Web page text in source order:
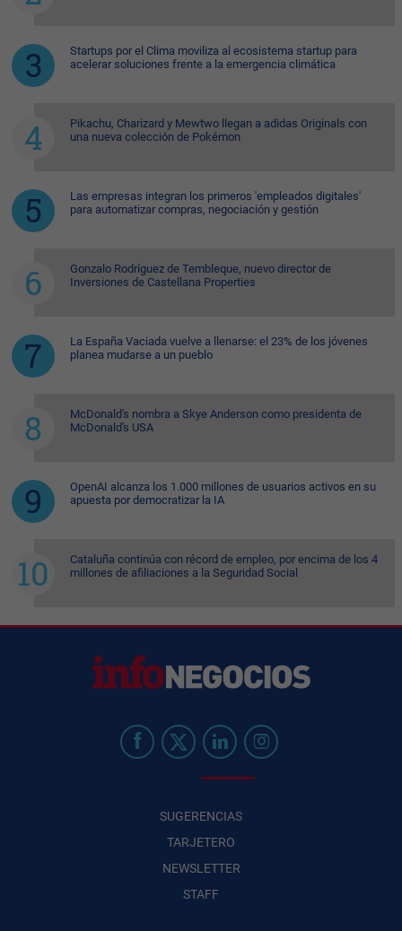
Startups por el Clima moviliza al ecosistema startup para
acelerar soluciones frente a la emergencia climática
Pikachu, Charizard y Mewtwo llegan a adidas Originals con
una nueva colección de Pokémon
Las empresas integran los primeros 'empleados digitales'
para automatizar compras, negociación y gestión
Gonzalo Rodríguez de Tembleque, nuevo director de
Inversiones de Castellana Properties
La España Vaciada vuelve a llenarse: el 23% de los jóvenes
planea mudarse a un pueblo
McDonald's nombra a Skye Anderson como presidenta de
McDonald's USA
OpenAI alcanza los 1.000 millones de usuarios activos en su
apuesta por democratizar la IA
Cataluña continúa con récord de empleo, por encima de los 4
millones de afiliaciones a la Seguridad Social
SUGERENCIAS
TARJETERO
NEWSLETTER
STAFF